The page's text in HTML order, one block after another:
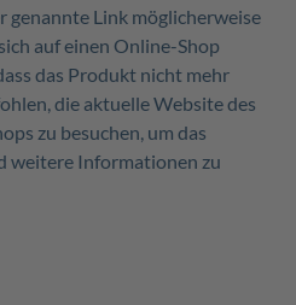
genannte Link möglicherweise
auf einen Online-Shop
das Produkt nicht mehr
die aktuelle Website des
zu besuchen, um das
weitere Informationen zu